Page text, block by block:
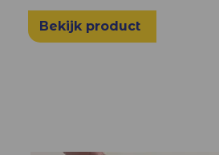
Bekijk product